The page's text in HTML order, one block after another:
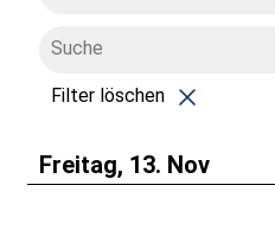
Filter löschen
Freitag, 13. Nov